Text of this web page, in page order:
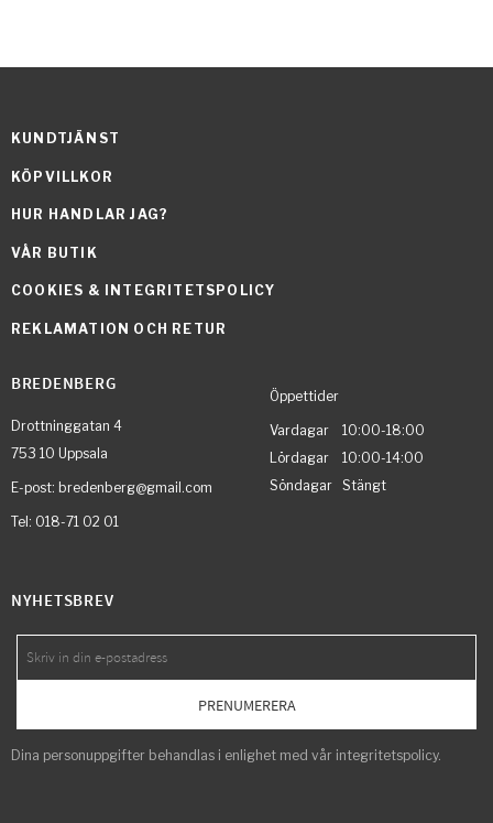
KUNDTJÄNST
KÖPVILLKOR
HUR HANDLAR JAG?
VÅR BUTIK
COOKIES & INTEGRITETSPOLICY
REKLAMATION OCH RETUR
BREDENBERG
Drottninggatan 4
753 10 Uppsala
E-post: bredenberg@gmail.com
Tel: 018-71 02 01
Öppettider
Vardagar 10:00-18:00
Lördagar 10:00-14:00
Söndagar Stängt
NYHETSBREV
PRENUMERERA
Dina personuppgifter behandlas i enlighet med vår integritetspolicy.